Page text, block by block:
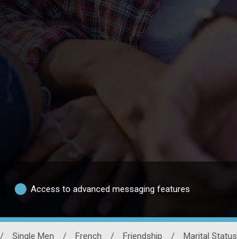
Access to advanced messaging features
/ Single Men / French / Friendship / Marital Status